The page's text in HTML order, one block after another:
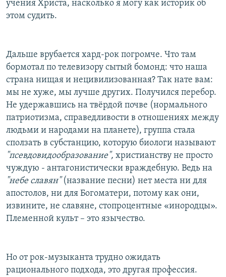
учения Христа, насколько я могу как историк об
этом судить.
Дальше врубается хард-рок погромче. Что там
бормотал по телевизору сытый бомонд: что наша
страна нищая и нецивилизованная? Так нате вам:
мы не хуже, мы лучше других. Получился перебор.
Не удержавшись на твёрдой почве (нормального
патриотизма, справедливости в отношениях между
людьми и народами на планете), группа стала
сползать в субстанцию, которую биологи называют
"псевдовидообразование", христианству не просто
чуждую - антагонистически враждебную. Ведь на
"небе славян"(название песни) нет места ни для
апостолов, ни для Богоматери, потому как они,
извините, не славяне, стопроцентные «инородцы».
Племенной культ – это язычество.
Но от рок-музыканта трудно ожидать
рационального подхода, это другая профессия.